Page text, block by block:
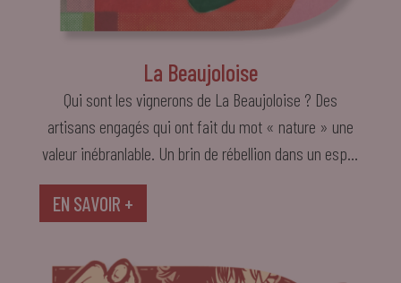
La Beaujoloise
Qui sont les vignerons de La Beaujoloise ? Des
artisans engagés qui ont fait du mot « nature » une
valeur inébranlable. Un brin de rébellion dans un esprit
pacifique. Ils aiment partager leur Beaujolais.
EN SAVOIR +